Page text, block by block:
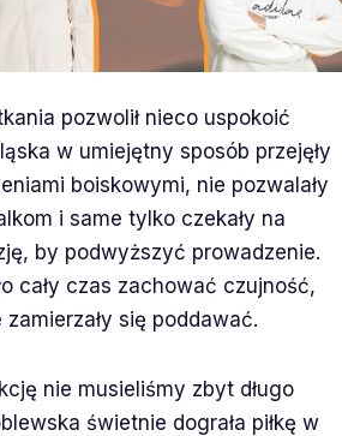
pozwolił nieco uspokoić
w umiejętny sposób przejęły
boiskowymi, nie pozwalały
i same tylko czekały na
by podwyższyć prowadzenie.
cały czas zachować czujność,
się poddawać.
nie musieliśmy zbyt długo
świetnie dograła piłkę w